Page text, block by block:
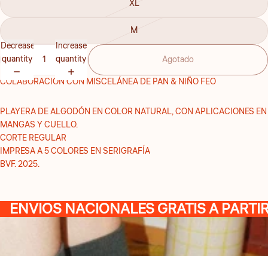
XL
M
Decrease
quantity
Increase
quantity
Agotado
COLABORACIÓN CON MISCELÁNEA DE PAN & NIÑO FEO
PLAYERA DE ALGODÓN EN COLOR NATURAL, CON APLICACIONES EN
MANGAS Y CUELLO.
CORTE REGULAR
IMPRESA A 5 COLORES EN SERIGRAFÍA
BVF. 2025.
ENVIOS NACIONALES GRATIS A